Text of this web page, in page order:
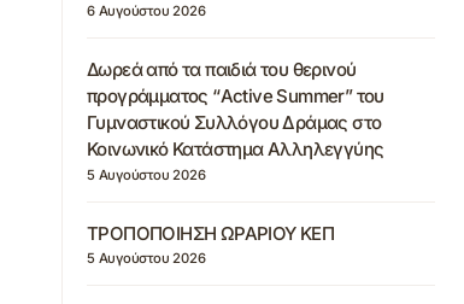
6 Αυγούστου 2026
Δωρεά από τα παιδιά του θερινού
προγράμματος “Active Summer” του
Γυμναστικού Συλλόγου Δράμας στο
Κοινωνικό Κατάστημα Αλληλεγγύης
5 Αυγούστου 2026
ΤΡΟΠΟΠΟΙΗΣΗ ΩΡΑΡΙΟΥ ΚΕΠ
5 Αυγούστου 2026